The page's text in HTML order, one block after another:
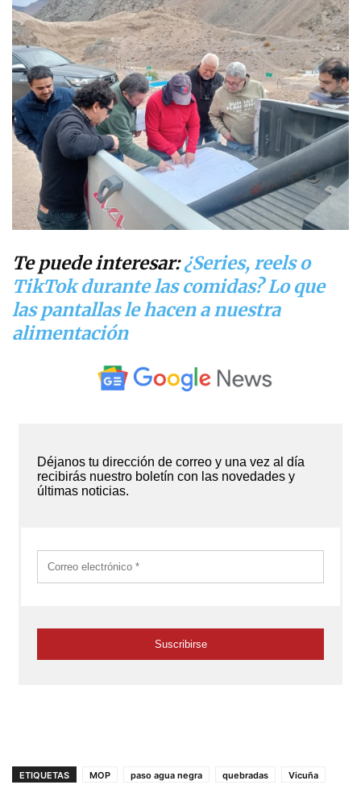
Te puede interesar:¿Series, reels o
TikTok durante las comidas? Lo que
las pantallas le hacen a nuestra
alimentación
ETIQUETAS MOP paso agua negra quebradas Vicuña